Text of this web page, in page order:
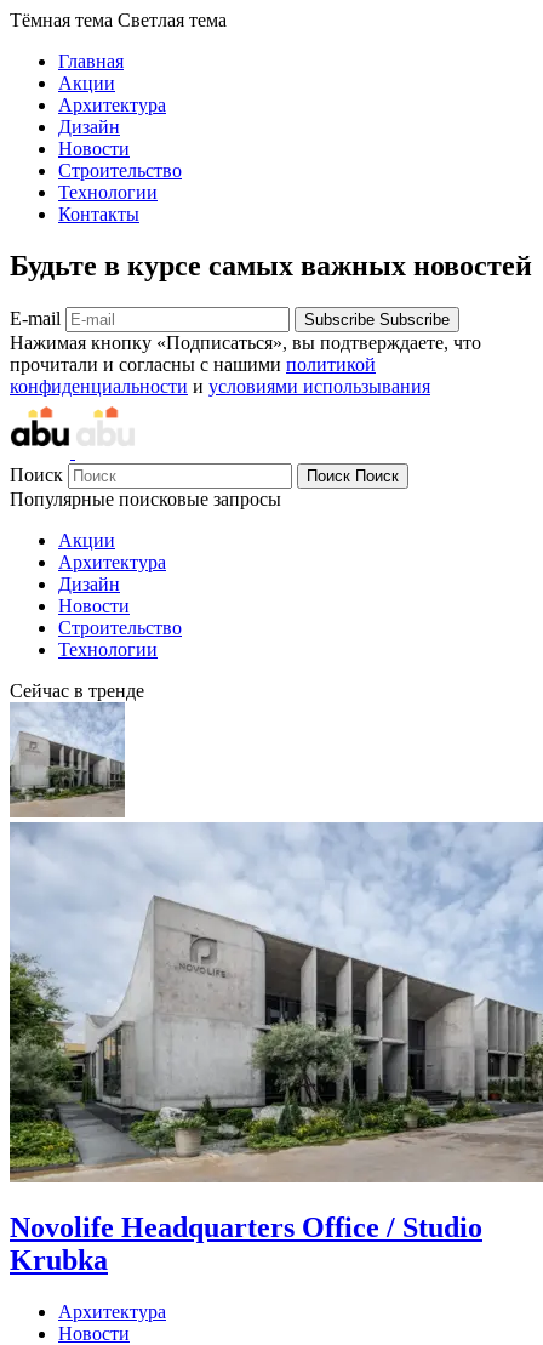
Тёмная тема Светлая тема
Главная
Акции
Архитектура
Дизайн
Новости
Строительство
Технологии
Контакты
Будьте в курсе самых важных новостей
E-mail Subscribe Subscribe
Нажимая кнопку «Подписаться», вы подтверждаете, что
прочитали и согласны с нашими политикой
конфиденциальности и условиями использывания
Поиск Поиск Поиск
Популярные поисковые запросы
Акции
Архитектура
Дизайн
Новости
Строительство
Технологии
Сейчас в тренде
Novolife Headquarters Office / Studio
Krubka
Архитектура
Новости